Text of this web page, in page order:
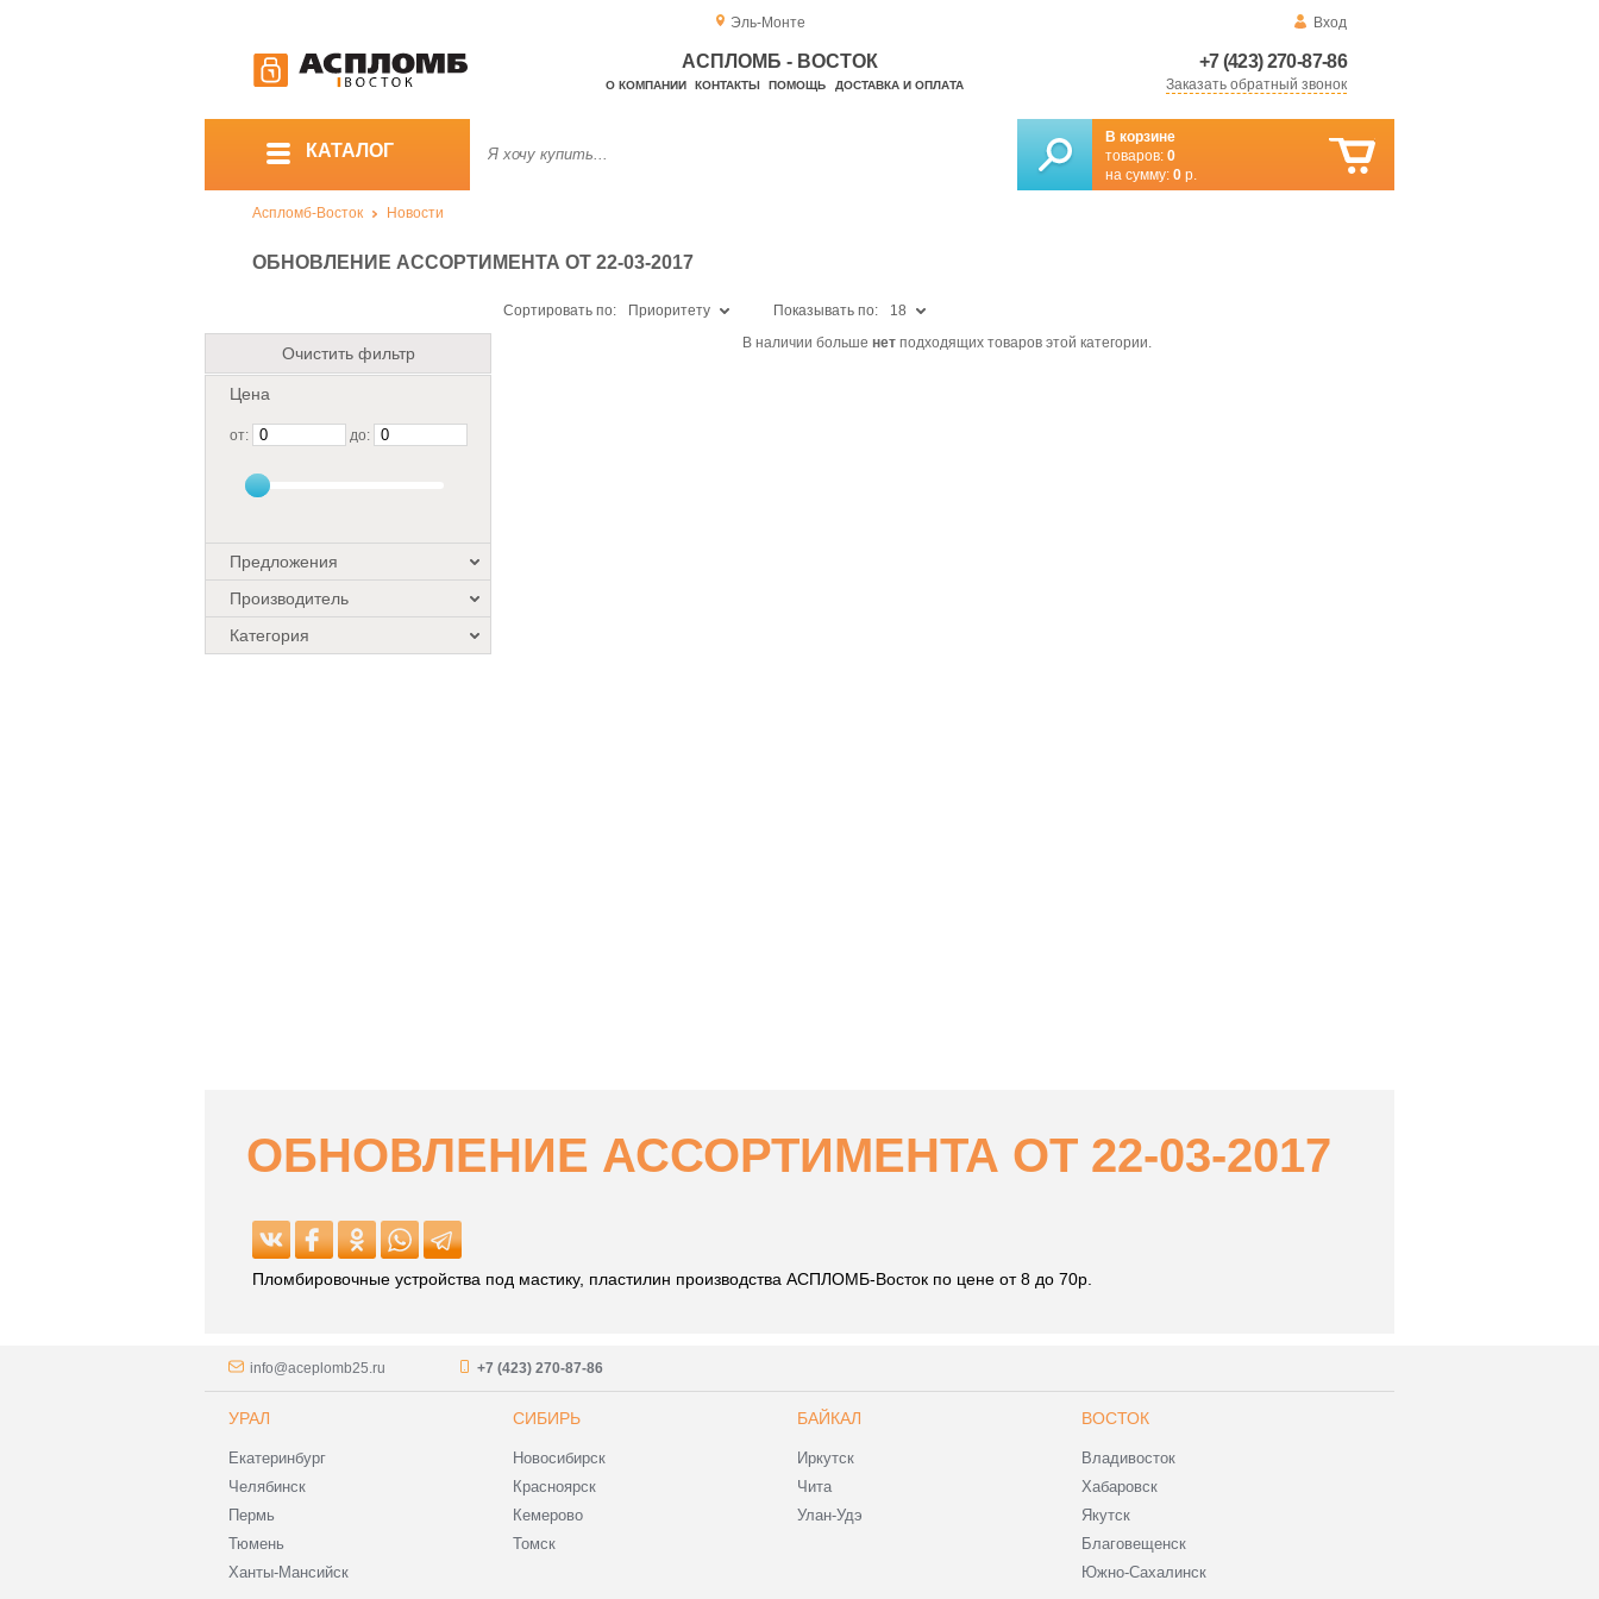
Эль-Монте Вход
+7 (423) 270-87-86
Заказать обратный звонок
АСПЛОМБ - ВОСТОК
О КОМПАНИИ КОНТАКТЫ ПОМОЩЬ ДОСТАВКА И ОПЛАТА
КАТАЛОГ
В корзине
товаров: 0
на сумму: 0 р.
Аспломб-Восток Новости
ОБНОВЛЕНИЕ АССОРТИМЕНТА ОТ 22-03-2017
Очистить фильтр
Цена
от: до:
Предложения
Производитель
Категория
Сортировать по: Приоритету Показывать по:
18
В наличии больше нетподходящих товаров этой категории.
ОБНОВЛЕНИЕ АССОРТИМЕНТА ОТ 22-03-2017
Пломбировочные устройства под мастику, пластилин производства АСПЛОМБ-Восток по цене от 8 до 70р.
info@aceplomb25.ru +7 (423) 270-87-86
УРАЛ
Екатеринбург
Челябинск
Пермь
Тюмень
Ханты-Мансийск
СИБИРЬ
Новосибирск
Красноярск
Кемерово
Томск
БАЙКАЛ
Иркутск
Чита
Улан-Удэ
ВОСТОК
Владивосток
Хабаровск
Якутск
Благовещенск
Южно-Сахалинск